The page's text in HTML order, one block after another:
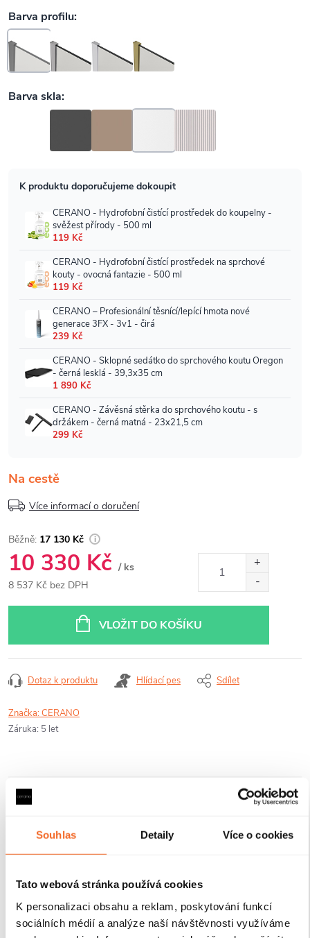
Souhlas Detaily Více o cookies
Tato webová stránka používá cookies
K personalizaci obsahu a reklam, poskytování funkcí
sociálních médií a analýze naší návštěvnosti využíváme
Na cestě
Více informací o doručení
17 130 Kč
10 330 Kč / ks
8 537 Kč bez DPH
VLOŽIT DO KOŠÍKU
Dotaz k produktu Hlídací pes Sdílet
Značka:CERANO
Záruka: 5 let
Nabízená sada se skládá z následujících
CERANO - Profil
CERANO -
CERANO - T